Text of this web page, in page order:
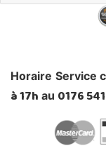
Horaire Service
à 17h au 0176